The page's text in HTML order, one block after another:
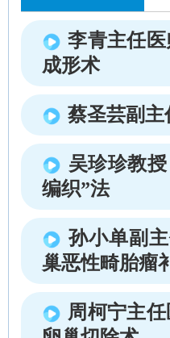
李青主任
成形术
蔡圣芸副
吴珍珍教
编织”法
孙小单副
巢恶性畸胎瘤
周柯宁主